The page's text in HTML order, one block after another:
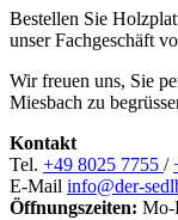
Bestellen Sie
unser Fachgeschäft
Wir freuen uns, Sie
Miesbach zu
Kontakt
Tel. +49 8025 7755 /
E-Mail info@der-
Öffnungszeiten: Mo-